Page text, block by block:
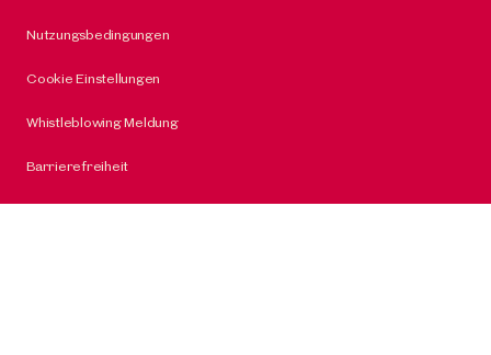
Nutzungsbedingungen
Cookie Einstellungen
Whistleblowing Meldung
Barrierefreiheit